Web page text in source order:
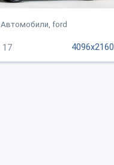
Автомобили, ford
4096x2160
17